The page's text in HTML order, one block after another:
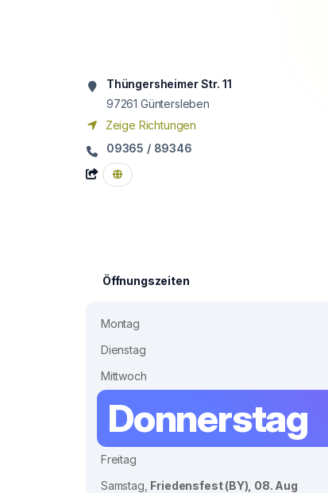
Thüngersheimer Str. 11
97261 Güntersleben
Zeige Richtungen
09365 / 89346
Öffnungszeiten
Montag
Dienstag
Mittwoch
Donnerstag
Freitag
Samstag, Friedensfest (BY), 08. Aug